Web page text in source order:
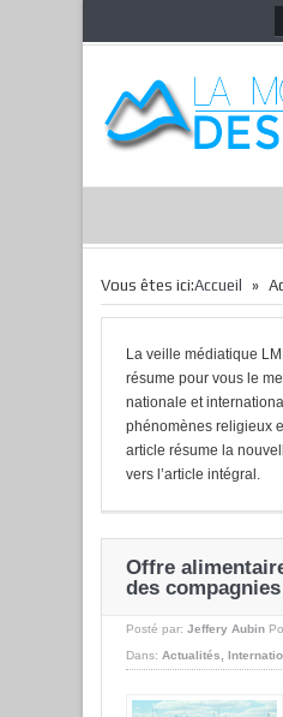
Vous êtes ici:Accueil »
La veille médiatique
résume pour vous le
nationale et
phénomènes religieux
article résume la
vers l’article intégral.
Offre
des
Posté par: Jeffery Aubin
Dans: Actualités,